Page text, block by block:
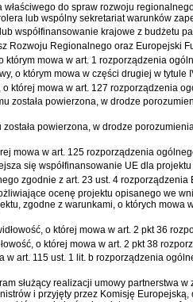
do spraw rozwoju
lub wspólny sekretariat warunków
współfinansowanie krajowe z budżetu
Rozwoju Regionalnego oraz Europejski
którym mowa w art. 1 rozporządzenia
o którym mowa w części drugiej w tytule
której mowa w art. 127 rozporządzenia
została powierzona, w drodze
powierzona, w drodze
mowa w art. 125 rozporządzenia
się współfinansowanie UE dla
zgodnie z art. 23 ust. 4 rozporządzenia
ocenę projektu opisanego we
zgodne z warunkami, o których mowa
o której mowa w art. 2 pkt 36
o której mowa w art. 2 pkt 38
w art. 115 ust. 1 lit. b rozporządzenia
służący realizacji umowy partnerstwa
i przyjęty przez Komisję